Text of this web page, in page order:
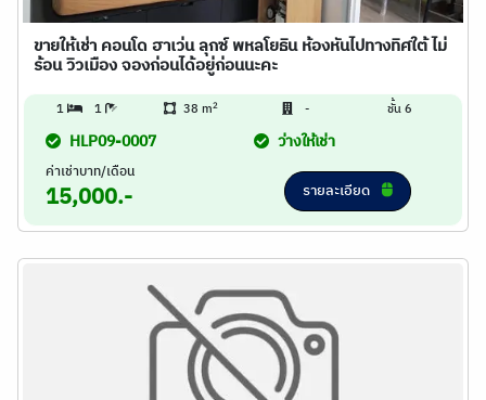
ขายให้เช่า คอนโด ฮาเว่น ลุกซ์ พหลโยธิน ห้องหันไปทางทิศใต้ ไม่
ร้อน วิวเมือง จองก่อนได้อยู่ก่อนนะคะ
1 1 38 m2 - ชั้น 6
HLP09-0007 ว่างให้เช่า
ค่าเช่าบาท/เดือน
15,000.- รายละเอียด